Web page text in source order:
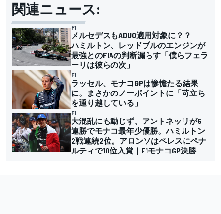
関連ニュース:
F1
メルセデスもADUO適用対象に？？
ハミルトン、レッドブルのエンジンが
最強とのFIAの判断漏らす「僕らフェラ
ーリは彼らの次」
F1
ラッセル、モナコGPは惨憺たる結果
に。まさかのノーポイントに「苛立ち
を通り越している」
F1
大混乱にも動じず、アントネッリが5
連勝でモナコ最年少優勝。ハミルトン
2戦連続2位。アロンソはペレスにペナ
ルティで10位入賞｜F1モナコGP決勝